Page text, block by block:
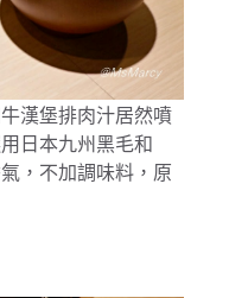
漢堡排肉汁居然噴
日本九州黑毛和
，不加調味料，原